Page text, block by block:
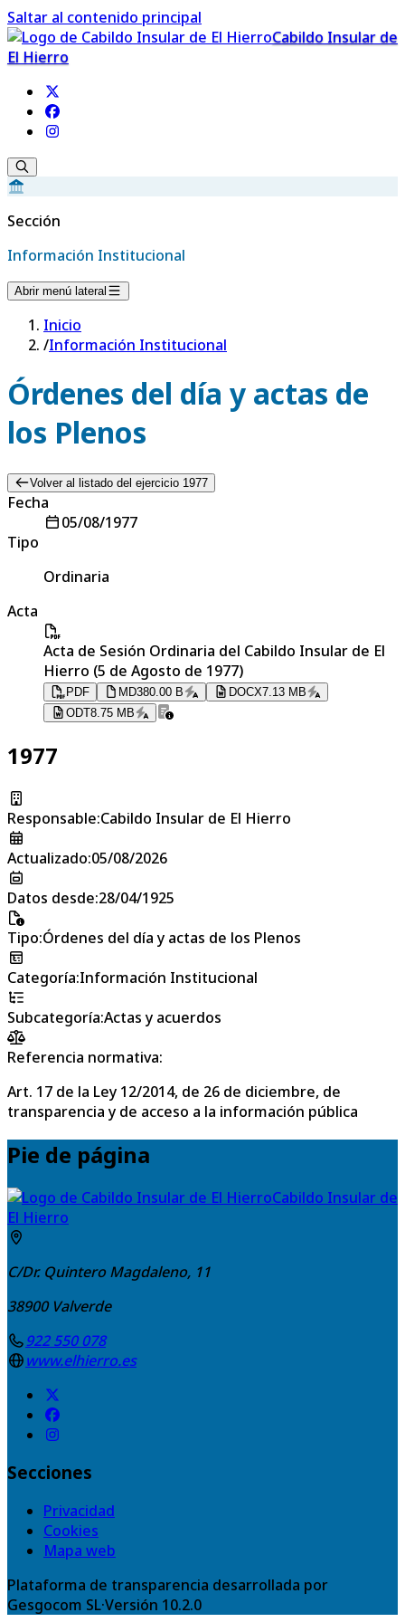
Saltar al contenido principal
Cabildo Insular de
El Hierro
Sección
Información Institucional
Abrir menú lateral
Inicio
/Información Institucional
Órdenes del día y actas de
los Plenos
Volver al listado del ejercicio 1977
Fecha
05/08/1977
Tipo
Ordinaria
Acta
Acta de Sesión Ordinaria del Cabildo Insular de El
Hierro (5 de Agosto de 1977)
PDF MD380.00 B DOCX7.13 MB
ODT8.75 MB
1977
Responsable:Cabildo Insular de El Hierro
Actualizado:05/08/2026
Datos desde:28/04/1925
Tipo:Órdenes del día y actas de los Plenos
Categoría:Información Institucional
Subcategoría:Actas y acuerdos
Referencia normativa:
Art. 17 de la Ley 12/2014, de 26 de diciembre, de
transparencia y de acceso a la información pública
Pie de página
Cabildo Insular de
El Hierro
C/Dr. Quintero Magdaleno, 11
38900 Valverde
922 550 078
www.elhierro.es
Secciones
Privacidad
Cookies
Mapa web
Plataforma de transparencia desarrollada por
Gesgocom SL·Versión 10.2.0